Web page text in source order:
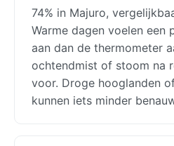
74% in Majuro,
Warme dagen voelen een
aan dan de thermometer
ochtendmist of stoom na
voor. Droge hooglanden
kunnen iets minder